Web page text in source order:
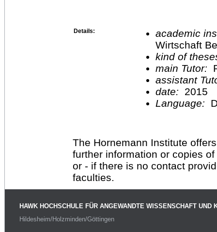
Details:
academic
Wirtschaft
kind of
main Tutor:
assistant
date:
2015
Language:
The Hornemann Institute
further information or copies
or - if there is no contact
faculties.
HAWK HOCHSCHULE FÜR ANGEWANDTE WISSENSCHAFT UND
Hildesheim/Holzminden/Göttingen